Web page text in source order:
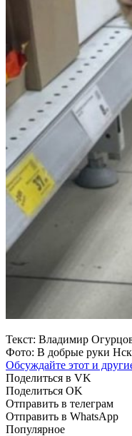
Текст: Владимир
Фото: В добрые руки
Обсуждайте этот и
Поделиться в VK
Поделиться OK
Отправить в телеграм
Отправить в WhatsApp
Популярное